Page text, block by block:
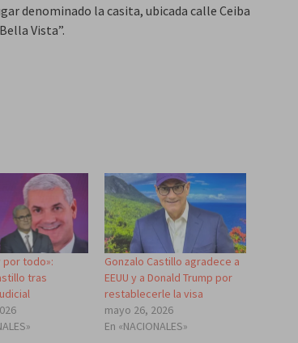
denominado la casita, ubicada calle Ceiba
Vista”.
por todo»:
tras
Gonzalo Castillo agradece a
EEUU y a Donald Trump por
restablecerle la visa
mayo 26, 2026
En «NACIONALES»